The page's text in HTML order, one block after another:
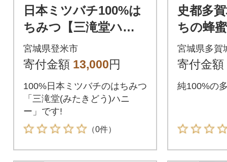
日本ミツバチ100%は
ちみつ【三滝堂ハニ
ー】50g×3瓶
宮城県登米市
寄付金額 13,000円
100%日本ミツバチのはちみつ
「三滝堂(みたきどう)ハニ
ー」です!
（0件）
史都多
ちの蜂
シア又
宮城県多賀
寄付金額
純100%の